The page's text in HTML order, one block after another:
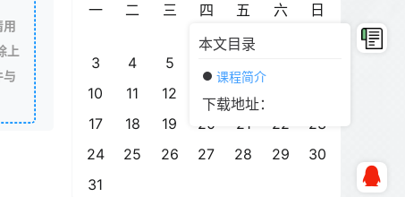
本文目录
课程简介
下载地址：
用
上
与
一 二 三 四 五 六
日
3
4 5
10
11 12 13 14
17
18 19 20 21 22
23
24
25 26 27 28 29
30
31